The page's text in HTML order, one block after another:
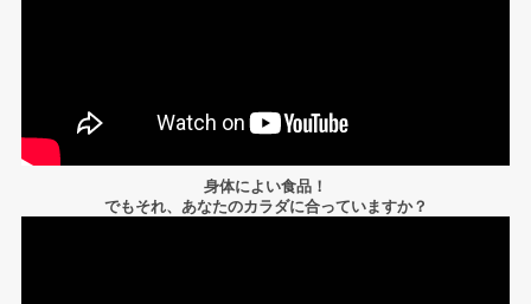
身体によい食品！
でもそれ、あなたのカラダに合っていますか？